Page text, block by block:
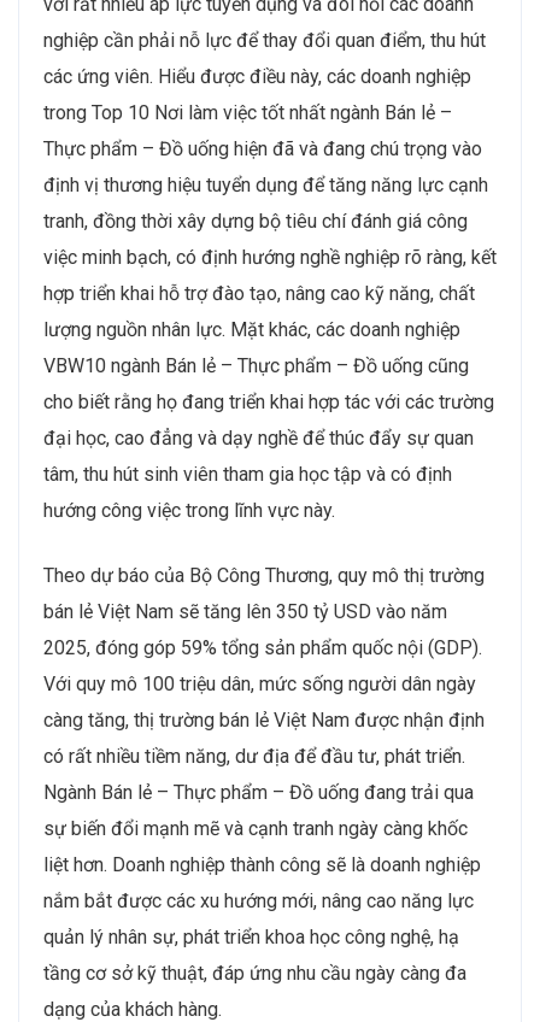
nghiệp cần phải nỗ lực để thay đổi quan điểm, thu hút
các ứng viên. Hiểu được điều này, các doanh nghiệp
trong Top 10 Nơi làm việc tốt nhất ngành Bán lẻ –
Thực phẩm – Đồ uống hiện đã và đang chú trọng vào
định vị thương hiệu tuyển dụng để tăng năng lực cạnh
tranh, đồng thời xây dựng bộ tiêu chí đánh giá công
việc minh bạch, có định hướng nghề nghiệp rõ ràng, kết
hợp triển khai hỗ trợ đào tạo, nâng cao kỹ năng, chất
lượng nguồn nhân lực. Mặt khác, các doanh nghiệp
VBW10 ngành Bán lẻ – Thực phẩm – Đồ uống cũng
cho biết rằng họ đang triển khai hợp tác với các trường
đại học, cao đẳng và dạy nghề để thúc đẩy sự quan
tâm, thu hút sinh viên tham gia học tập và có định
hướng công việc trong lĩnh vực này.
Theo dự báo của Bộ Công Thương, quy mô thị trường
bán lẻ Việt Nam sẽ tăng lên 350 tỷ USD vào năm
2025, đóng góp 59% tổng sản phẩm quốc nội (GDP).
Với quy mô 100 triệu dân, mức sống người dân ngày
càng tăng, thị trường bán lẻ Việt Nam được nhận định
có rất nhiều tiềm năng, dư địa để đầu tư, phát triển.
Ngành Bán lẻ – Thực phẩm – Đồ uống đang trải qua
sự biến đổi mạnh mẽ và cạnh tranh ngày càng khốc
liệt hơn. Doanh nghiệp thành công sẽ là doanh nghiệp
nắm bắt được các xu hướng mới, nâng cao năng lực
quản lý nhân sự, phát triển khoa học công nghệ, hạ
tầng cơ sở kỹ thuật, đáp ứng nhu cầu ngày càng đa
dạng của khách hàng.